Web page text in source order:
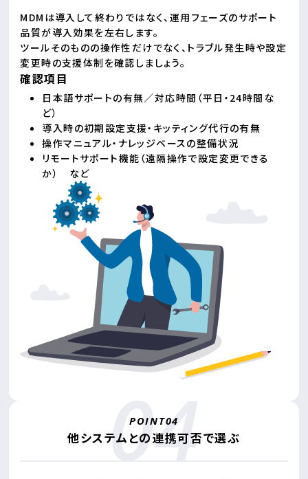
MDMは導入して終わりではなく、運用フェーズのサポート
品質が導入効果を左右します。
ツールそのものの操作性だけでなく、トラブル発生時や設定
変更時の支援体制を確認しましょう。
確認項目
日本語サポートの有無／対応時間（平日・24時間な
ど）
導入時の初期設定支援・キッティング代行の有無
操作マニュアル・ナレッジベースの整備状況
リモートサポート機能（遠隔操作で設定変更できる
か） など
他システムとの連携可否で選ぶ